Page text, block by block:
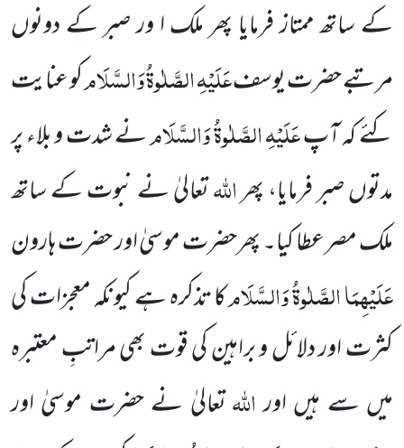
کے ساتھ ممتاز فرمایا پھر ملک ا ور صبر کے دونوں
مرتبے حضرت یوسفعَلَیْہِ الصَّلٰوۃُ وَالسَّلَامکو عنایت
کئے کہ آپعَلَیْہِ الصَّلٰوۃُ وَالسَّلَامنے شدت و بلاء پر
مدتوں صبر فرمایا، پھراللہتعالیٰ نے نبوت کے ساتھ
ملک مصر عطا کیا۔ پھرحضرت موسیٰ اور حضرت ہارون
عَلَیْہِمَا الصَّلٰوۃُ وَالسَّلَامکا تذکرہ ہے کیونکہ معجزات کی
کثرت اور دلائل و براہین کی قوت بھی مراتبِ معتبرہ
میں سے ہیں اوراللہتعالیٰ نے حضرت موسیٰ اور